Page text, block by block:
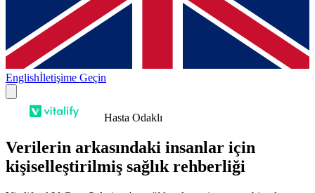
Englishİletişime Geçin
Hasta Odaklı
Verilerin arkasındaki insanlar için
kişiselleştirilmiş sağlık rehberliği